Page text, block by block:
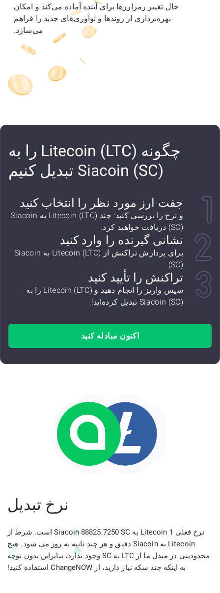
حال تغییر رمزارزها برای آینده آماده می‌کند و امکان
بهره‌برداری از روندها و نوآوری‌های جدید را فراهم
می‌سازد.
چگونه Litecoin (LTC) را به
Siacoin (SC) تبدیل کنیم
جفت ارز مورد نظر را انتخاب کنید
و نرخ را بررسی کنید: چند Litecoin (LTC) به Siacoin
(SC) دریافت خواهید کرد.
نشانی گیرنده را وارد کنید
برای پردازش تراکنش از Litecoin (LTC) به Siacoin
(SC).
تراکنش را تأیید کنید
سپس واریز را انجام دهید و Litecoin (LTC) را به
Siacoin (SC) تبدیل کرده‌اید!
اکنون مبادله کنید
نرخ تبدیل
نرخ فعلی 1 Litecoin به Siacoin 88825.7250 SC است. شرط از
Litecoin به Siacoin دقیق و هر چند ثانیه به روز می شود. هیچ
محدودیتی در مبدل ما از LTC به SC وجود ندارد، بنابراین بدون توجه
به اینکه چند سکه نیاز دارید، از ChangeNOW استفاده کنید!